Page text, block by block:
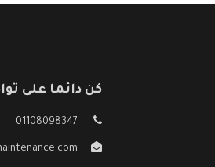
كن دائما على
01108098347